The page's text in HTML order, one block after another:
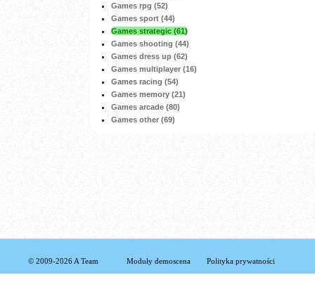
Games rpg (52)
Games sport (44)
Games strategic (61)
Games shooting (44)
Games dress up (62)
Games multiplayer (16)
Games racing (54)
Games memory (21)
Games arcade (80)
Games other (69)
© 2009-2026 A Team Moduły demoscena Polityka prywatności